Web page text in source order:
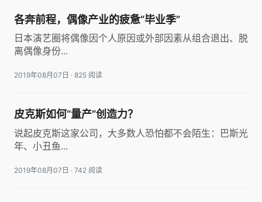
各奔前程，偶像产业的疲惫“毕业季”
日本演艺圈将偶像因个人原因或外部因素从组合退出、脱
离偶像身份...
2019年08月07日 · 825 阅读
皮克斯如何“量产”创造力？
说起皮克斯这家公司，大多数人恐怕都不会陌生：巴斯光
年、小丑鱼...
2019年08月07日 · 742 阅读